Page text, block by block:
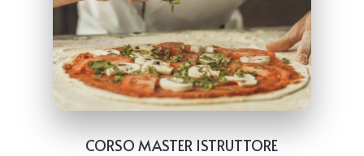
CORSO MASTER ISTRUTTORE